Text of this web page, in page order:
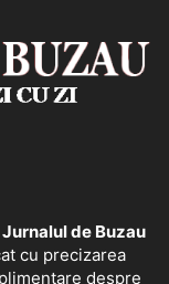
Jurnalul de Buzau
cu precizarea
despre